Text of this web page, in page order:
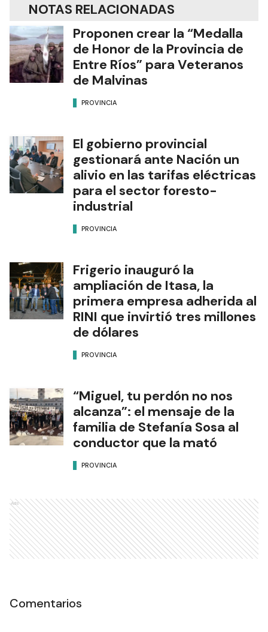
NOTAS RELACIONADAS
Proponen crear la “Medalla
de Honor de la Provincia de
Entre Ríos” para Veteranos
de Malvinas
PROVINCIA
El gobierno provincial
gestionará ante Nación un
alivio en las tarifas eléctricas
para el sector foresto-
industrial
PROVINCIA
Frigerio inauguró la
ampliación de Itasa, la
primera empresa adherida al
RINI que invirtió tres millones
de dólares
PROVINCIA
“Miguel, tu perdón no nos
alcanza”: el mensaje de la
familia de Stefanía Sosa al
conductor que la mató
PROVINCIA
Ads
Comentarios